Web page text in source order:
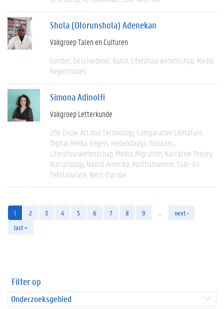
Shola (Olorunshola) Adenekan
Vakgroep Talen en Culturen
Gender Geschiedenis Kunst Literatuurwetenschap Media
Regiostudies
Simona Adinolfi
Vakgroep Letterkunde
20e Eeuw Art And Technology Comparative Literature
Digital Media Engels Hedendaags Italiaans
Literatuurwetenschap Media Migration Narrative Theory
Narratology Noord-Amerika Posthumanism Taal- En
Tekstanalyse West-Europa
1 2 3 4 5 6 7 8 9
next ›
last »
Filter op
Onderzoeksgebied